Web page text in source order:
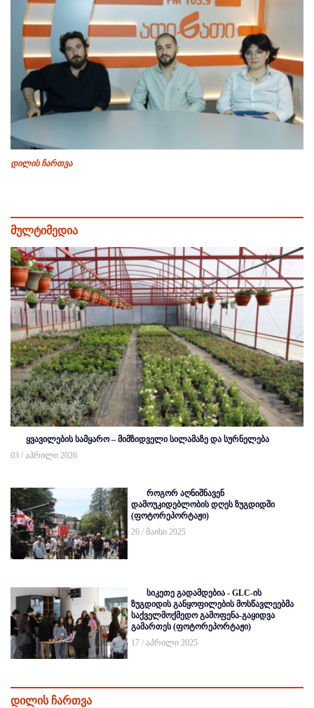
დილის ჩართვა
მულტიმედია
ყვავილების სამყარო – მიმზიდველი სილამაზე და სურნელება
03 / აპრილი 2026
როგორ აღნიშნავენ
დამოუკიდებლობის დღეს ზუგდიდში
(ფოტორეპორტაჟი)
26 / მაისი 2025
სიკეთე გადამდებია - GLC-ის
ზუგდიდის განყოფილების მოსწავლეებმა
საქველმოქმედო გამოფენა-გაყიდვა
გამართეს (ფოტორეპორტაჟი)
17 / აპრილი 2025
დილის ჩართვა